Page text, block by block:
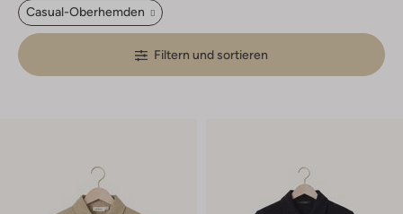
Casual-Oberhemden
Filtern und sortieren